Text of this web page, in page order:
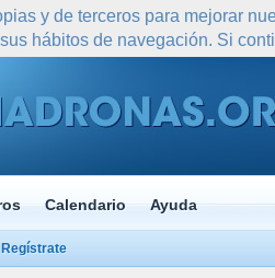
Calendario Ayuda
Regístrate
y de terceros para mejorar
hábitos de navegación. Si